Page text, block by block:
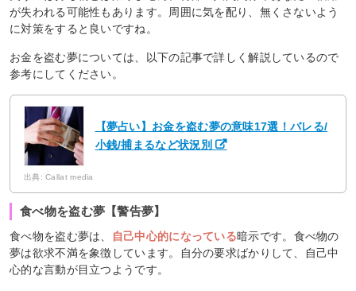
が失われる可能性もあります。周囲に気を配り、無くさないよう
に対策をすると良いですね。
お金を盗む夢については、以下の記事で詳しく解説しているので
参考にしてください。
【夢占い】お金を盗む夢の意味17選！バレる/
小銭/捕まるなど状況別
出典: Callat media
食べ物を盗む夢【警告夢】
食べ物を盗む夢は、 自己中心的になっている暗示です。食べ物の
夢は欲求不満を象徴しています。自分の要求ばかりして、自己中
心的な言動が目立つようです。